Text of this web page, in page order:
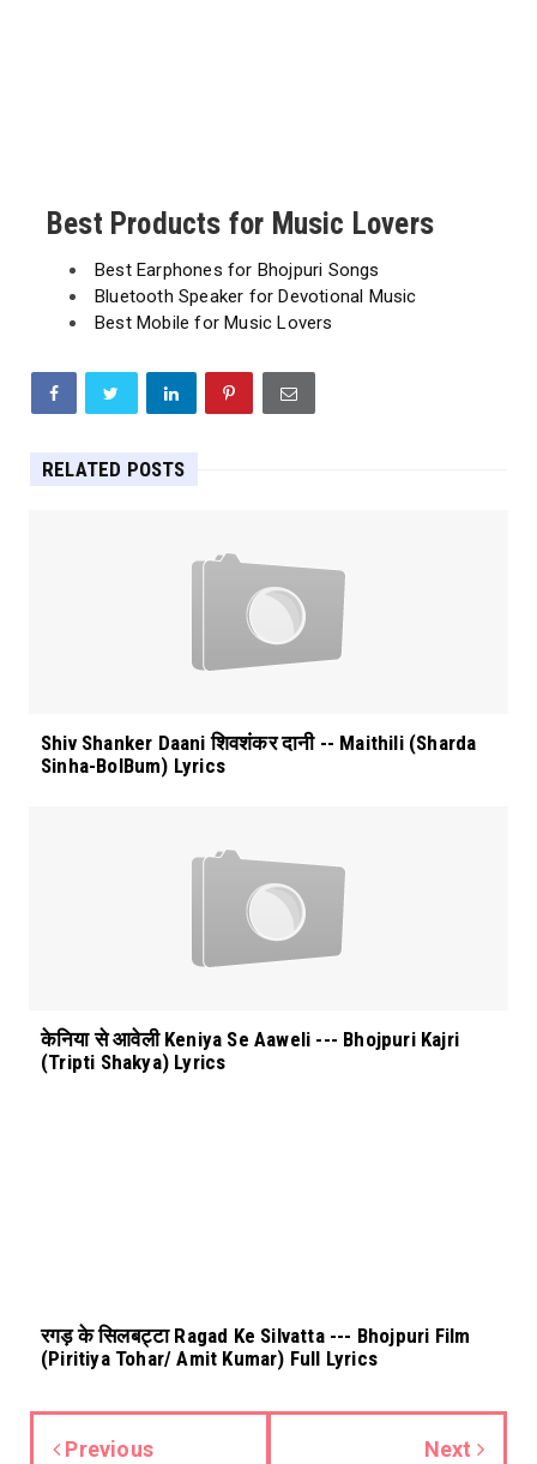
Best Products for Music Lovers
Best Earphones for Bhojpuri Songs
Bluetooth Speaker for Devotional Music
Best Mobile for Music Lovers
RELATED POSTS
Shiv Shanker Daani शिवशंकर दानी -- Maithili (Sharda
Sinha-BolBum) Lyrics
केनिया से आवेली Keniya Se Aaweli --- Bhojpuri Kajri
(Tripti Shakya) Lyrics
रगड़ के सिलबट्टा Ragad Ke Silvatta --- Bhojpuri Film
(Piritiya Tohar/ Amit Kumar) Full Lyrics
Previous Next